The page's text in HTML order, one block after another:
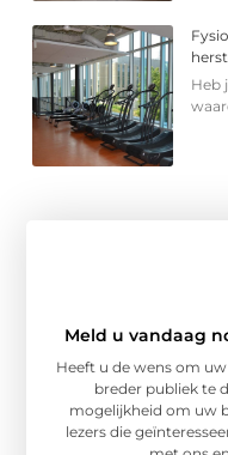
Heb
Meld u vandaag
Heeft u de wens om
breder publiek te
mogelijkheid om uw
lezers die